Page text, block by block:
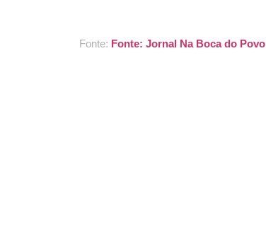
Fonte: Fonte: Jornal Na Boca do Povo